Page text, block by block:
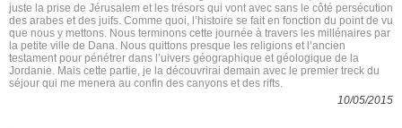
juste la prise de Jérusalem et les trésors qui vont avec sans le côté persécution
des arabes et des juifs. Comme quoi, l’histoire se fait en fonction du point de vu
que nous y mettons. Nous terminons cette journée à travers les millénaires par
la petite ville de Dana. Nous quittons presque les religions et l’ancien
testament pour pénétrer dans l’uivers géographique et géologique de la
Jordanie. Mais cette partie, je la découvrirai demain avec le premier treck du
séjour qui me menera au confin des canyons et des rifts.
10/05/2015